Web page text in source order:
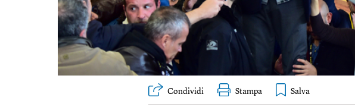
Condividi Stampa